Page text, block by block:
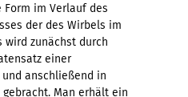
im Verlauf des
der des Wirbels im
wird zunächst durch
einer
anschließend in
Man erhält ein